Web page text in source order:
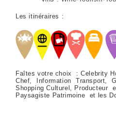
Les itinéraires :
Faîtes votre choix : Celebrity
Chef, Information Transport,
Shopping Culturel, Producteur
Paysagiste Patrimoine et les